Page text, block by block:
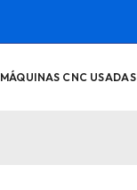
MÁQUINAS CNC USADAS